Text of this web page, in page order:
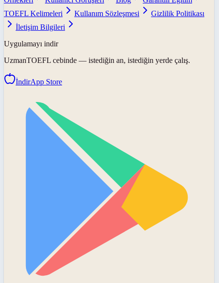
TOEFL Kelimeleri
Kullanım Sözleşmesi
Gizlilik Politikası
İletişim Bilgileri
Uygulamayı indir
UzmanTOEFL cebinde — istediğin an, istediğin yerde çalış.
İndirApp Store